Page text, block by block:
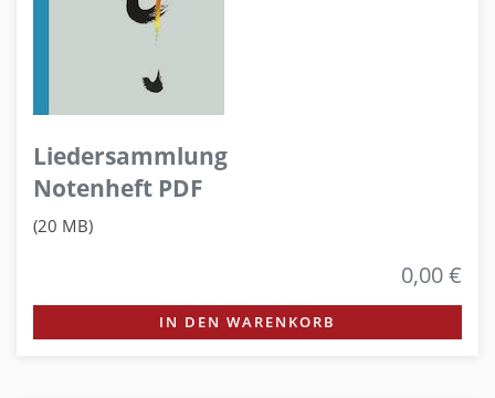
Liedersammlung
Notenheft PDF
(20 MB)
0,00 €
IN DEN WARENKORB